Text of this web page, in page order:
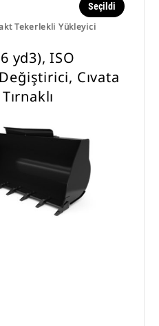
Tekerlekli Yükleyici
Seçildi
yd3), ISO
Cıvata